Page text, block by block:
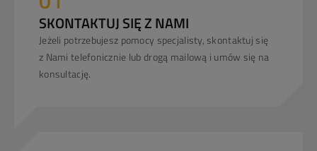
SKONTAKTUJ SIĘ Z NAMI
Jeżeli potrzebujesz pomocy specjalisty, skontaktuj się
z Nami telefonicznie lub drogą mailową i umów się na
konsultację.